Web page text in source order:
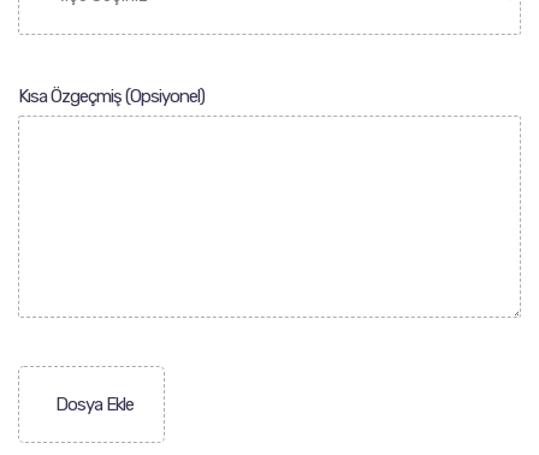
Kısa Özgeçmiş (Opsiyonel)
Dosya Ekle